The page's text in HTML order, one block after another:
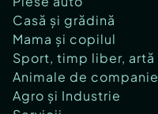
Casă și grădină
Mama și copilul
Sport, timp liber, artă
Animale de companie
Agro și Industrie